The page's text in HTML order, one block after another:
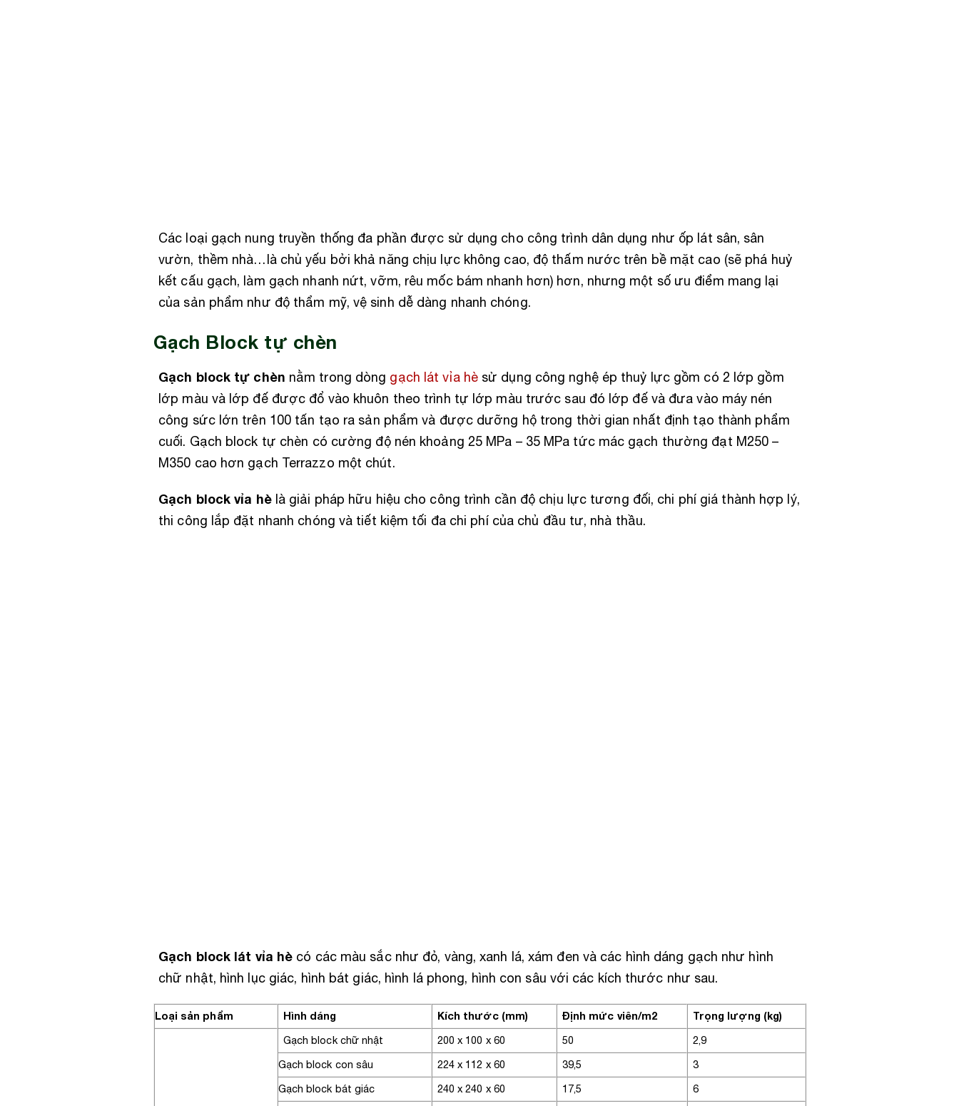
Các loại gạch nung truyền thống đa phần được sử dụng cho công trình dân dụng như ốp lát sân, sân
vườn, thềm nhà…là chủ yếu bởi khả năng chịu lực không cao, độ thấm nước trên bề mặt cao (sẽ phá huỷ
kết cấu gạch, làm gạch nhanh nứt, vỡm, rêu mốc bám nhanh hơn) hơn, nhưng một số ưu điểm mang lại
của sản phẩm như độ thẩm mỹ, vệ sinh dễ dàng nhanh chóng.
Gạch Block tự chèn
Gạch block tự chèn nằm trong dòng gạch lát vỉa hèsử dụng công nghệ ép thuỷ lực gồm có 2 lớp gồm
lớp màu và lớp đế được đổ vào khuôn theo trình tự lớp màu trước sau đó lớp đế và đưa vào máy nén
công sức lớn trên 100 tấn tạo ra sản phẩm và được dưỡng hộ trong thời gian nhất định tạo thành phẩm
cuối. Gạch block tự chèn có cường độ nén khoảng 25 MPa – 35 MPa tức mác gạch thường đạt M250 –
M350 cao hơn gạch Terrazzo một chút.
Gạch block vỉa hèlà giải pháp hữu hiệu cho công trình cần độ chịu lực tương đối, chi phí giá thành hợp lý,
thi công lắp đặt nhanh chóng và tiết kiệm tối đa chi phí của chủ đầu tư, nhà thầu.
Gạch block lát vỉa hè có các màu sắc như đỏ, vàng, xanh lá, xám đen và các hình dáng gạch như hình
chữ nhật, hình lục giác, hình bát giác, hình lá phong, hình con sâu với các kích thước như sau.
Loại sản phẩm Hình dáng Kích thước (mm) Định mức viên/m2
Trọng lượng (kg)
Gạch block chữ nhật
200 x 100 x 60 50
2,9
Gạch block con sâu
224 x 112 x 60 39,5
3
Gạch block bát giác
240 x 240 x 60 17,5 6